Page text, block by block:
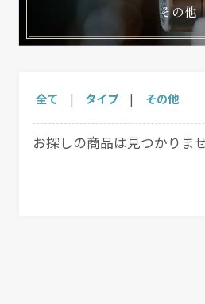
その他
全て | タイプ | その他
お探しの商品は見つかりま